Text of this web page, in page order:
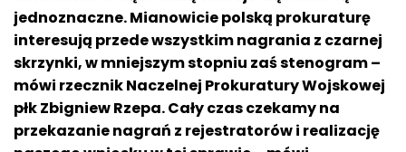
jednoznaczne. Mianowicie polską prokuraturę
interesują przede wszystkim nagrania z czarnej
skrzynki, w mniejszym stopniu zaś stenogram –
mówi rzecznik Naczelnej Prokuratury Wojskowej
płk Zbigniew Rzepa. Cały czas czekamy na
przekazanie nagrań z rejestratorów i realizację